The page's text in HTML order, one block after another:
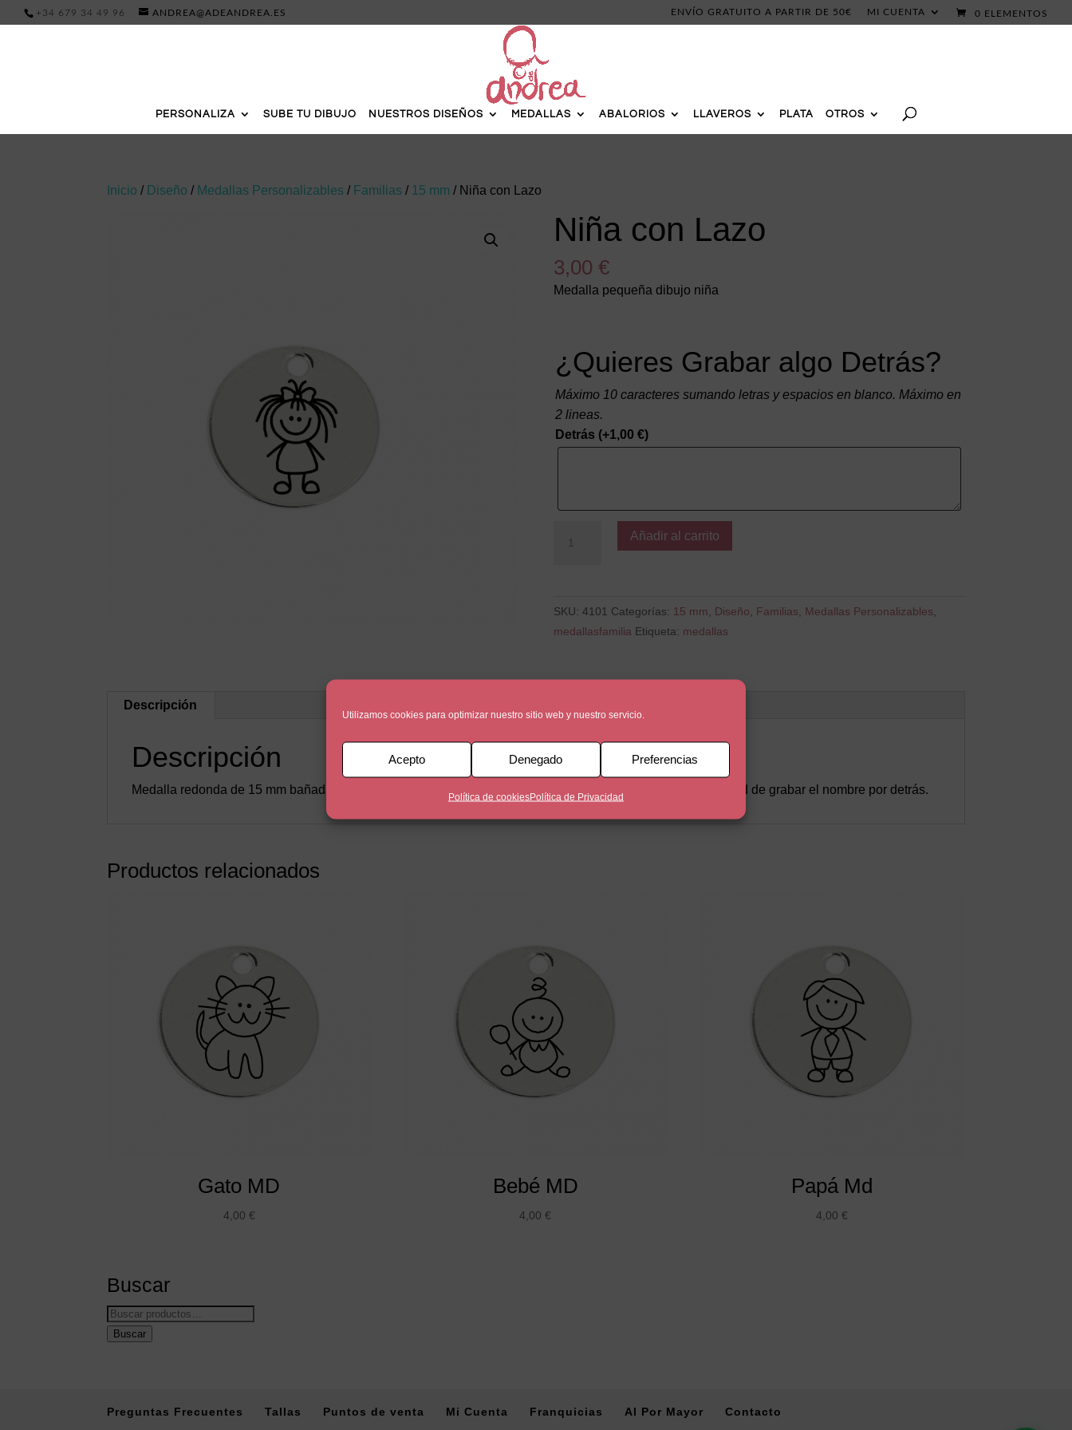
Utilizamos cookies para optimizar nuestro sitio web y nuestro servicio.
Acepto Denegado Preferencias
Política de cookiesPolítica de Privacidad
+34 679 34 49 96 ANDREA@ADEANDREA.ES ENVÍO GRATUITO A PARTIR DE 50€ MI CUENTA 0 ELEMENTOS
PERSONALIZA SUBE TU DIBUJO NUESTROS DISEÑOS MEDALLAS ABALORIOS LLAVEROS PLATA OTROS
Inicio / Diseño / Medallas Personalizables / Familias / 15 mm / Niña con Lazo
Niña con Lazo
3,00 €
Medalla pequeña dibujo niña
¿Quieres Grabar algo Detrás?
Máximo 10 caracteres sumando letras y espacios en blanco. Máximo en
2 lineas.
Detrás (+1,00 €)
con
Añadir al carrito
SKU: 4101 Categorías: 15 mm Diseño Familias Medallas Personalizables
medallasfamilia Etiqueta: medallas
Descripción
Descripción
Medalla redonda de 15 mm bañada en plata. Personalizada a una cara con dibujos de la familia y posibilidad de grabar el nombre por detrás.
Productos relacionados
Gato MD
4,00 €
Bebé MD
4,00€
Papá Md
4,00 €
Buscar
Buscar
por:
Buscar
Preguntas Frecuentes Tallas Puntos de venta Mi Cuenta Franquicias Al Por Mayor Contacto